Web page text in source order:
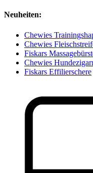
Neuheiten:
Chewies
Chewies
Fiskars
Chewies
Fiskars Effilierschere